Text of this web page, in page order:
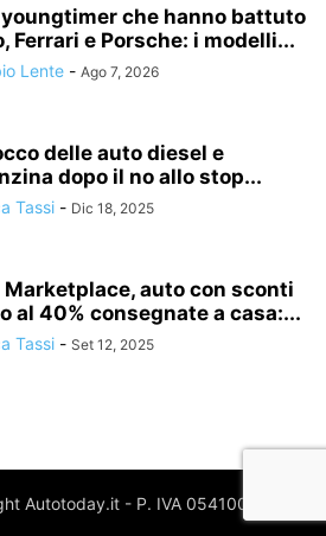
youngtimer che hanno battuto
Ferrari e Porsche: i modelli...
Lente - Ago 7, 2026
delle auto diesel e
dopo il no allo stop...
Tassi - Dic 18, 2025
Marketplace, auto con sconti
al 40% consegnate a casa:...
Tassi - Set 12, 2025
Autotoday.it - P. IVA 05410020969